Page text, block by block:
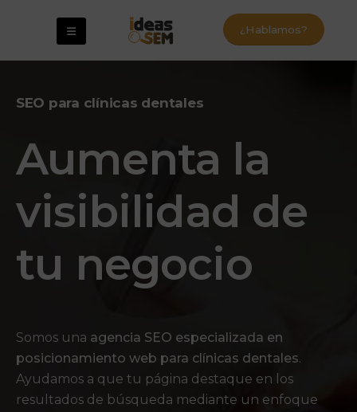
¿Hablamos?
SEO para clínicas dentales
Aumenta la
visibilidad de
tu negocio
Somos una agencia SEO especializada en
posicionamiento web para clínicas dentales.
Ayudamos a que tu página destaque en los
resultados de búsqueda mediante un enfoque